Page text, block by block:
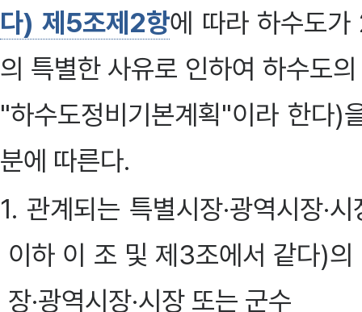
다) 제5조제2항에 따라 하수도
의 특별한 사유로 인하여 하수도
"하수도정비기본계획"이라 한다
분에 따른다.
1. 관계되는 특별시장·광역시장·
이하 이 조 및 제3조에서 같다)
장·광역시장·시장 또는 군수